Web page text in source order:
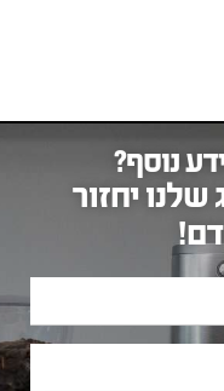
נוסף?
שלנו יחזור